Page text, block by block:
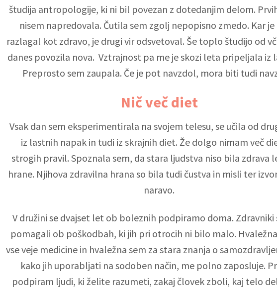
študija antropologije, ki ni bil povezan z dotedanjim delom.
nisem napredovala. Čutila sem zgolj nepopisno zmedo. Kar je
razlagal kot zdravo, je drugi vir odsvetoval. Še toplo študijo od
danes povozila nova. Vztrajnost pa me je skozi leta pripeljala iz
Preprosto sem zaupala. Če je pot navzdol, mora biti tudi
Nič več diet
Vsak dan sem eksperimentirala na svojem telesu, se učila od
iz lastnih napak in tudi iz skrajnih diet. Že dolgo nimam več
strogih pravil. Spoznala sem, da stara ljudstva niso bila zdrava
hrane. Njihova zdravilna hrana so bila tudi čustva in misli ter
naravo.
V družini se dvajset let ob boleznih podpiramo doma. Zdravniki
pomagali ob poškodbah, ki jih pri otrocih ni bilo malo.
vse veje medicine in hvaležna sem za stara znanja o
kako jih uporabljati na sodoben način, me polno zaposluje.
podpiram ljudi, ki želite razumeti, zakaj človek zboli, kaj telo